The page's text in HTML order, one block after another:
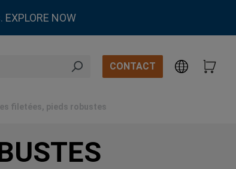
EXPLORE NOW
CONTACT
filetées, pieds robustes